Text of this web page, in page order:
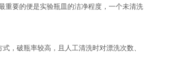
要的便是实验瓶皿的洁净程度，一个未清洗
，破瓶率较高，且人工清洗时对漂洗次数、